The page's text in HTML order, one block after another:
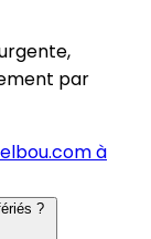
par
à
?